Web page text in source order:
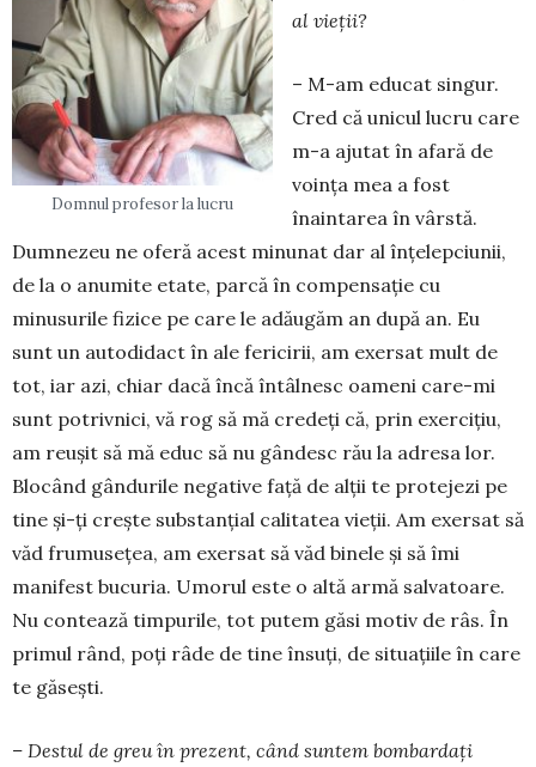
Domnul profesor la lucru
al vieții?
– M-am educat singur.
Cred că unicul lucru care
m-a ajutat în afară de
voinţa mea a fost
înaintarea în vârstă.
Dumnezeu ne oferă acest minunat dar al înţelepciunii,
de la o anumite etate, parcă în compensaţie cu
minusurile fizice pe care le adăugăm an după an. Eu
sunt un autodidact în ale fericirii, am exersat mult de
tot, iar azi, chiar dacă încă întâlnesc oameni care-mi
sunt potrivnici, vă rog să mă credeţi că, prin exerciţiu,
am reuşit să mă educ să nu gândesc rău la adresa lor.
Blo­când gândurile negative faţă de alţii te protejezi pe
tine şi-ţi creşte substanţial calitatea vieţii. Am exer­sat să
văd frumuseţea, am exersat să văd binele şi să îmi
manifest bucuria. Umorul este o altă armă salvatoare.
Nu contează timpurile, tot putem găsi motiv de râs. În
primul rând, poţi râde de tine însuţi, de situaţiile în care
te găseşti.
– Destul de greu în prezent, când suntem bombardaţi